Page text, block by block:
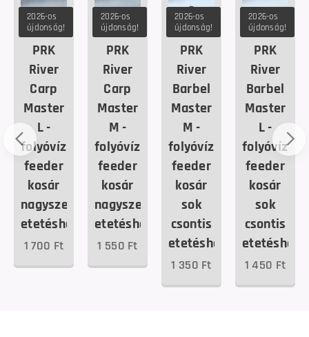
PRK
River
Carp
Master
L -
folyóvízi
feeder
kosár
nagyszemcsés
etetéshez
2026-os
újdonság!
1 700 Ft
PRK
River
Carp
Master
M -
folyóvízi
feeder
kosár
nagyszemcsés
etetéshez
2026-os
újdonság!
1 550 Ft
PRK
River
Barbel
Master
M -
folyóvízi
feeder
kosár
sok
csontis
etetéshez
2026-os
újdonság!
1 350 Ft
PRK
River
Barbel
Master
L -
folyóvízi
feeder
kosár
sok
csontis
etetéshez
2026-os
újdonság!
1 450 Ft